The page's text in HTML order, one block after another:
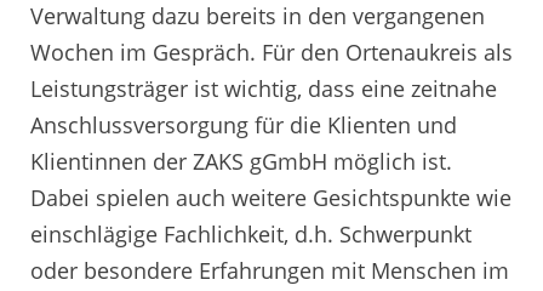
Verwaltung dazu bereits in den vergangenen
Wochen im Gespräch. Für den Ortenaukreis als
Leistungsträger ist wichtig, dass eine zeitnahe
Anschlussversorgung für die Klienten und
Klientinnen der ZAKS gGmbH möglich ist.
Dabei spielen auch weitere Gesichtspunkte wie
einschlägige Fachlichkeit, d.h. Schwerpunkt
oder besondere Erfahrungen mit Menschen im